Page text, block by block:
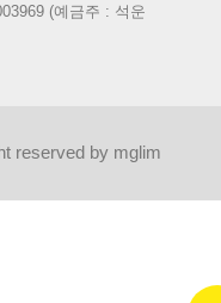
(예금주 : 석운
reserved by mglim